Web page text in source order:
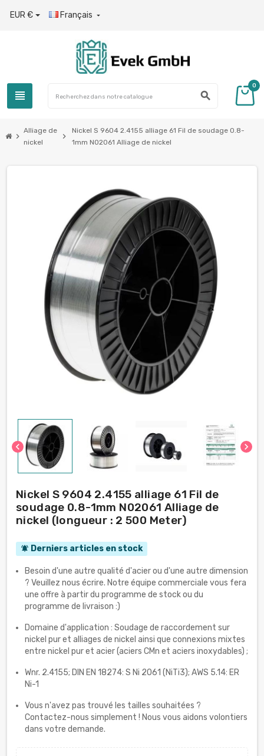
EUR € Français 
view_headline search
0
chevron_right
Alliage de
nickel
chevron_right
Nickel S 9604 2.4155 alliage 61 Fil de soudage 0.8-
1mm N02061 Alliage de nickel
chevron_left chevron_right
Nickel S 9604 2.4155 alliage 61 Fil de
soudage 0.8-1mm N02061 Alliage de
nickel (longueur : 2 500 Meter)
notifications_active Derniers articles en stock
Besoin d'une autre qualité d'acier ou d'une autre dimension
? Veuillez nous écrire. Notre équipe commerciale vous fera
une offre à partir du programme de stock ou du
programme de livraison :)
Domaine d'application : Soudage de raccordement sur
nickel pur et alliages de nickel ainsi que connexions mixtes
entre nickel pur et acier (aciers CMn et aciers inoxydables) ;
Wnr. 2.4155; DIN EN 18274: S Ni 2061 (NiTi3); AWS 5.14: ER
Ni-1
Vous n'avez pas trouvé les tailles souhaitées ?
Contactez-nous simplement ! Nous vous aidons volontiers
dans votre demande.